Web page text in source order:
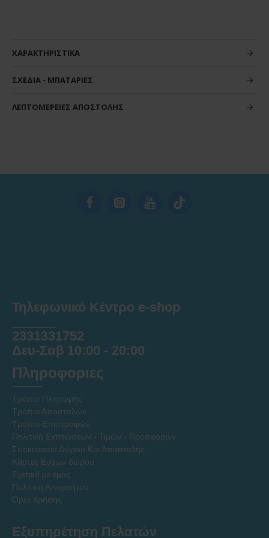
ΧΑΡΑΚΤΗΡΙΣΤΙΚΆ
ΣΧΈΔΙΑ - ΜΠΑΤΑΡΊΕΣ
ΛΕΠΤΟΜΈΡΕΙΕΣ ΑΠΟΣΤΟΛΉΣ
Τηλεφωνικό Κέντρο e-shop
2331331752
Δευ-Σαβ 10:00 - 20:00
Πληροφοριες
Τρόποι Πληρωμής
Τρόποι Αποστολών
Τρόποι Επιστροφών
Πολιτική Εκπτώσεων - Τιμών - Προσφορών
Συσκευασία Δώρου Και Αποστολής
Κάρτες Ευχών δώρου
Σχετικά με εμάς
Πολιτική Απορρήτου
Όροι Χρήσης
Εξυπηρέτηση Πελατών